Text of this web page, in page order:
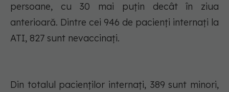
persoane, cu 30 mai puțin decât în ziua
anterioară. Dintre cei 946 de pacienți internați la
ATI, 827 sunt nevaccinați.
Din totalul pacienților internați, 389 sunt minori,